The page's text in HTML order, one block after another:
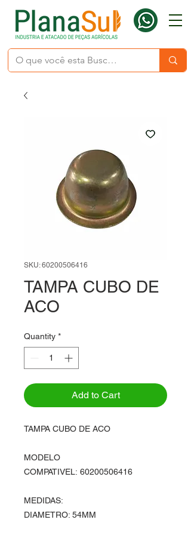
SKU: 60200506416
TAMPA CUBO DE
ACO
Quantity *
Add to Cart
TAMPA CUBO DE ACO
MODELO
COMPATIVEL: 60200506416
MEDIDAS:
DIAMETRO: 54MM